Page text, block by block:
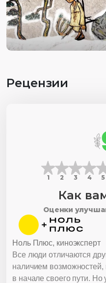
Рецензии
1 2 3 4 5
Как
Оценки
Все люди отличаются
наличием
в начале своего пути. Но
Ноль Плюс, киноэксперт